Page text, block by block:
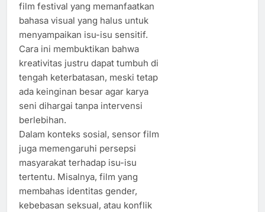
film festival yang memanfaatkan
bahasa visual yang halus untuk
menyampaikan isu-isu sensitif.
Cara ini membuktikan bahwa
kreativitas justru dapat tumbuh di
tengah keterbatasan, meski tetap
ada keinginan besar agar karya
seni dihargai tanpa intervensi
berlebihan.
Dalam konteks sosial, sensor film
juga memengaruhi persepsi
masyarakat terhadap isu-isu
tertentu. Misalnya, film yang
membahas identitas gender,
kebebasan seksual, atau konflik